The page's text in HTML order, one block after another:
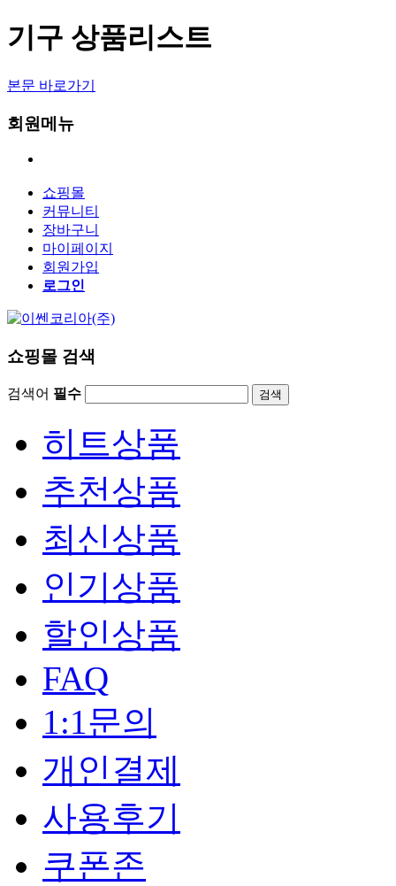
기구 상품리스트
본문 바로가기
회원메뉴
쇼핑몰
커뮤니티
장바구니
마이페이지
회원가입
로그인
쇼핑몰 검색
검색어 필수 검색
히트상품
추천상품
최신상품
인기상품
할인상품
FAQ
1:1문의
개인결제
사용후기
쿠폰존